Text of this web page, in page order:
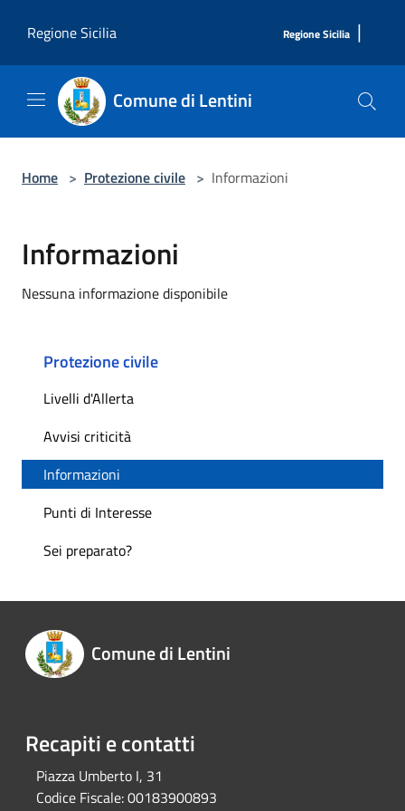
Regione Sicilia
Regione Sicilia |
Comune di Lentini
Home > Protezione civile > Informazioni
Informazioni
Nessuna informazione disponibile
Protezione civile
Livelli d'Allerta
Avvisi criticità
Informazioni
Punti di Interesse
Sei preparato?
Comune di Lentini
Recapiti e contatti
Piazza Umberto I, 31
Codice Fiscale:00183900893